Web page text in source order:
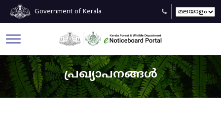
Government of Kerala
പ്രഖ്യാപനങ്ങൾ